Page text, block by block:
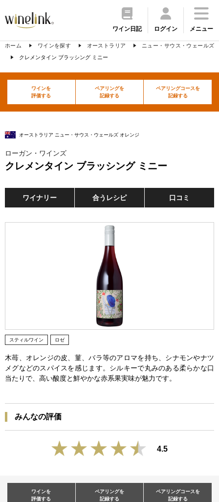
ワイン日記 ログイン メニュー
ホーム ワインを探す オーストラリア
ニュー・サウス・ウェールズ
クレメンタイン ブラッシング ミニー
ワインを
評価する
ペアリングを
記録する
ペアリングコースを
記録する
オーストラリア ニュー・サウス・ウェールズ オレンジ
ローガン・ワインズ
クレメンタイン ブラッシング ミニー
ワイナリー 合うレシピ 口コミ
スティルワイン ロゼ
木苺、オレンジの皮、菫、バラ等のアロマを持ち、シナモンやナツ
メグなどのスパイスを感じます。シルキーで丸みのある柔らかな口
当たりで、高い酸度と鮮やかな赤系果実味が魅力です。
みんなの評価
4.5
ワインを
評価する
ペアリングを
記録する
ペアリングコースを
記録する